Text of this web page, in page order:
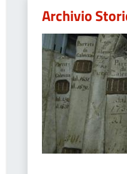
Archivio